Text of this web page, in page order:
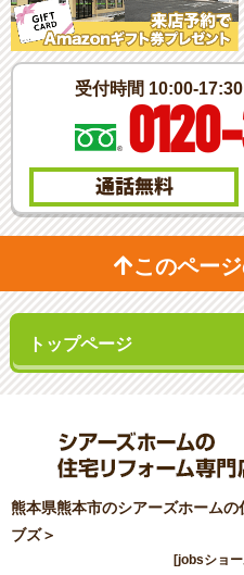
受付時間 10:00-17:30
通話無料
このペー
熊本県熊本市のシアーズホーム
ブズ＞
[jobsショ